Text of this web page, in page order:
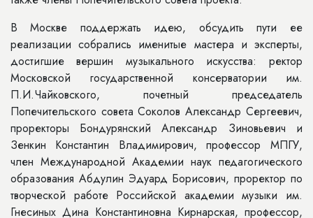
В Москве поддержать идею, обсудить пути ее
реализации собрались именитые мастера и эксперты,
достигшие вершин музыкального искусства: ректор
Московской государственной консерватории им.
П.И.Чайковского, почетный председатель
Попечительского совета Соколов Александр Сергеевич,
проректоры Бондурянский Александр Зиновьевич и
Зенкин Константин Владимирович, профессор МПГУ,
член Международной Академии наук педагогического
образования Абдулин Эдуард Борисович, проректор по
творческой работе Российской академии музыки им.
Гнесиных Дина Константиновна Кирнарская, профессор,